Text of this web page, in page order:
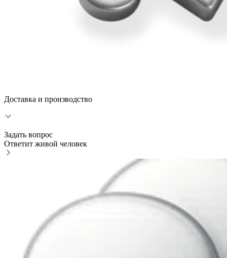
Доставка и производство
Задать вопрос
Ответит живой человек